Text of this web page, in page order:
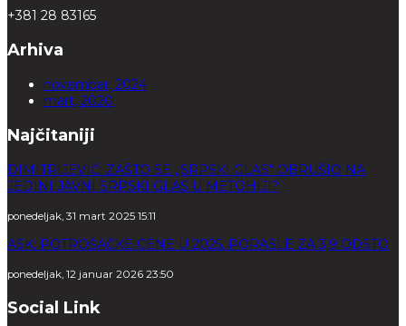
+381 28 83165
Arhiva
novembar, 2024
mart, 2020
Najčitaniji
DIMITRIJEVIĆ: ZAŠTO SE „SRPSKI GLAS“ OBRUŠIO NA
JEDINI JAVNI SRPSKI GLAS U METOHIJI?
ponedeljak, 31 mart 2025 15:11
ASK: POTROŠAČKE CENE U 2025. PORASLE ZA 3,9 ODSTO
ponedeljak, 12 januar 2026 23:50
Social Link